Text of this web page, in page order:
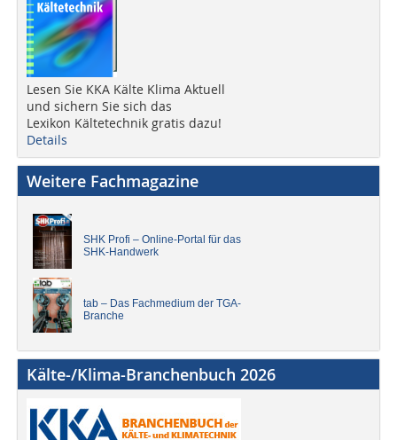
Lesen Sie KKA Kälte Klima Aktuell
und sichern Sie sich das
Lexikon Kältetechnik gratis dazu!
Details
Weitere Fachmagazine
SHK Profi – Online-Portal für das
SHK-Handwerk
tab – Das Fachmedium der TGA-
Branche
Kälte-/Klima-Branchenbuch 2026